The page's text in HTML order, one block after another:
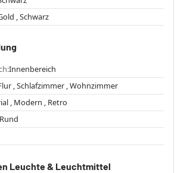
, Schwarz
Innenbereich
, Schlafzimmer , Wohnzimmer
, Modern , Retro
Leuchte & Leuchtmittel